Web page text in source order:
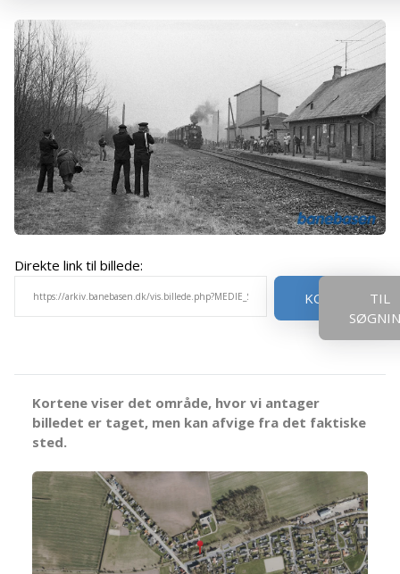
Direkte link til billede:
KOPIER
TIL
Kortene viser det område, hvor vi antager
billedet er taget, men kan afvige fra det faktiske
sted.